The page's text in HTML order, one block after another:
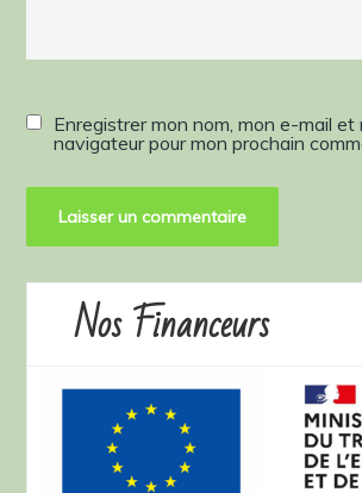
Enregistrer mon nom, mon e-mail et
navigateur pour mon prochain
Nos Financeurs